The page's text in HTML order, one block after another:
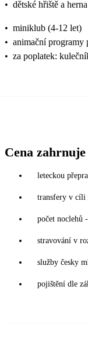
• dětské hřiště a herna
• miniklub (4-12 let)
• animační programy
• za poplatek:
Cena zahrnuje
leteckou
transfery v cíli
počet noclehů
stravování v
služby česky
pojištění dle